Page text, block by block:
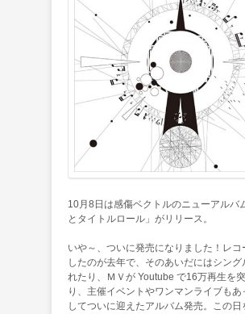
10月8日は感傷ベクトルのニューアルバ
とタイトルロール」がリリース。
いや～、ついに発売になりました！レコ
したのが去年で、そのあいだにはシング
れたり、ＭＶが Youtube で16万再生を
り、主催イベントやワンマンライブもあ
してついに迎えたアルバム発売。この日